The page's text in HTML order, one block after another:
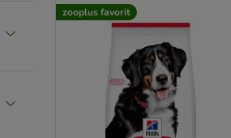
zooplus favorit